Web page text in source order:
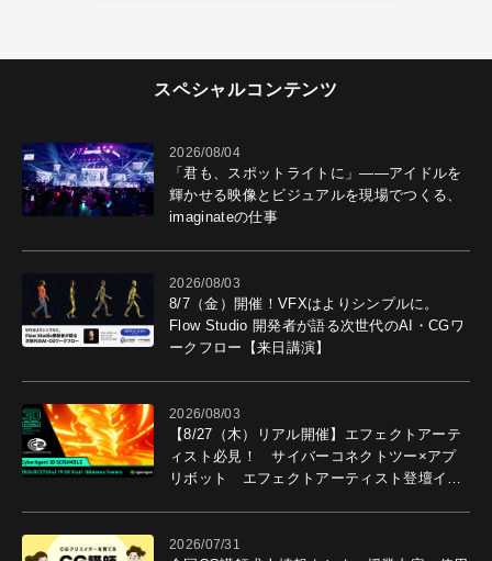
スペシャルコンテンツ
2026/08/04
「君も、スポットライトに」――アイドルを
輝かせる映像とビジュアルを現場でつくる、
imaginateの仕事
2026/08/03
8/7（金）開催！VFXはよりシンプルに。
Flow Studio 開発者が語る次世代のAI・CGワ
ークフロー【来日講演】
2026/08/03
【8/27（木）リアル開催】エフェクトアーテ
ィスト必見！ サイバーコネクトツー×アプ
リボット エフェクトアーティスト登壇イベ
2026/07/31